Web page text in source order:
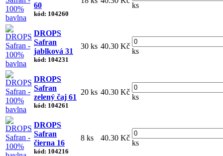
60
kód: 104260
ks
DROPS
Safran
jablková 31
kód: 104231
30 ks 40.30 Kč
ks
DROPS
Safran
zelený čaj 61
kód: 104261
20 ks 40.30 Kč
ks
DROPS
Safran
čierna 16
kód: 104216
8 ks 40.30 Kč
ks